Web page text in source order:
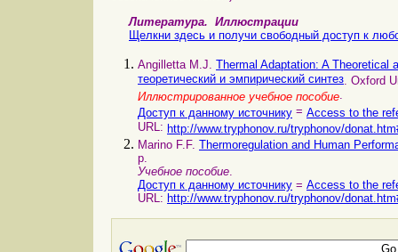
Литература. Иллюстрации
Щелкни здесь и получи свободный доступ к
Angilletta M.J. Thermal Adaptation: A Theoretical
теоретический и эмпирический синтез. Oxford
Иллюстрированное учебное пособие.
Доступ к данному источнику = Access to the
URL: http://www.tryphonov.ru/tryphonov/
Marino F.F. Thermoregulation and Human
p.
Учебное пособие.
Доступ к данному источнику = Access to the
URL: http://www.tryphonov.ru/tryphonov/